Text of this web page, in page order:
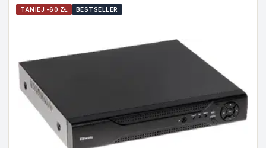
TANIEJ -60 ZŁ BESTSELLER